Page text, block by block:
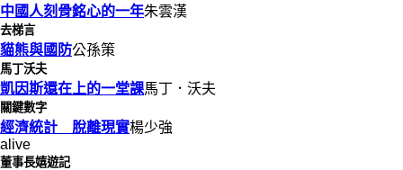
中國人刻骨銘心的一年朱雲漢
去梯言
貓熊與國防公孫策
馬丁沃夫
凱因斯還在上的一堂課馬丁．沃夫
關鍵數字
經濟統計 脫離現實楊少強
alive
董事長嬉遊記